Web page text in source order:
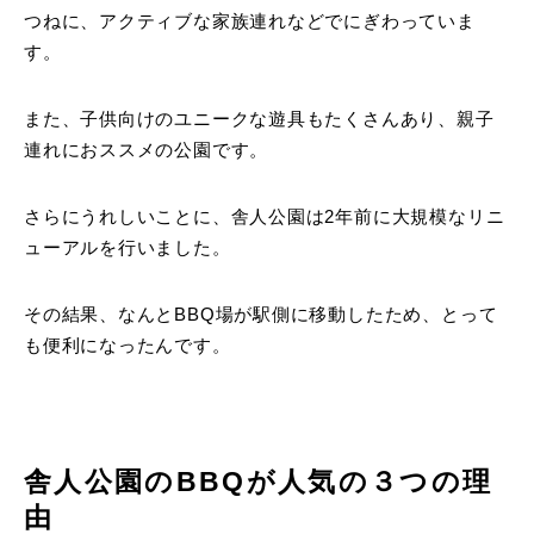
つねに、アクティブな家族連れなどでにぎわっていま
す。
また、子供向けのユニークな遊具もたくさんあり、親子
連れにおススメの公園です。
さらにうれしいことに、舎人公園は2年前に大規模なリニ
ューアルを行いました。
その結果、なんとBBQ場が駅側に移動したため、とって
も便利になったんです。
舎人公園のBBQが人気の３つの理
由